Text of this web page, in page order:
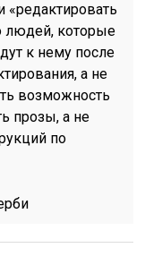
«редактировать
людей, которые
к нему после
а не
возможность
прозы, а не
по